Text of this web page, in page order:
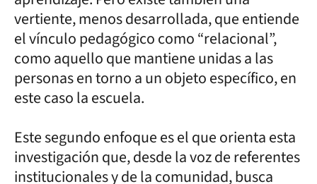
vertiente, menos desarrollada, que entiende
el vínculo pedagógico como “relacional”,
como aquello que mantiene unidas a las
personas en torno a un objeto específico, en
este caso la escuela.
Este segundo enfoque es el que orienta esta
investigación que, desde la voz de referentes
institucionales y de la comunidad, busca